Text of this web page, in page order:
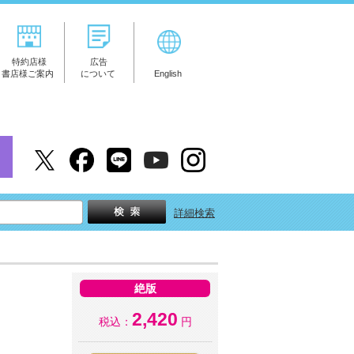
特約店様
書店様ご案内
広告
について
English
詳細検索
絶版
税込： 2,420 円